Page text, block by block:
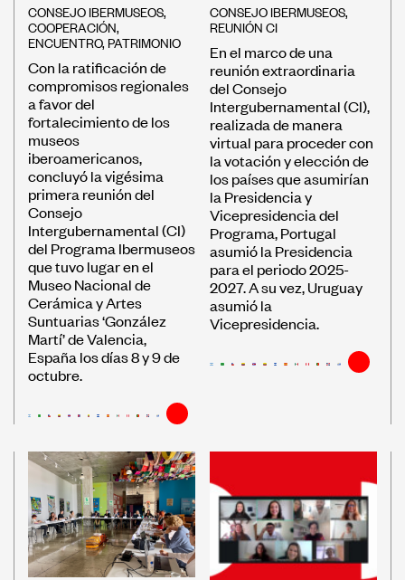
CONSEJO IBERMUSEOS,
COOPERACIÓN,
ENCUENTRO, PATRIMONIO
Con la ratificación de
compromisos regionales
a favor del
fortalecimiento de los
museos
iberoamericanos,
concluyó la vigésima
primera reunión del
Consejo
Intergubernamental (CI)
del Programa Ibermuseos
que tuvo lugar en el
Museo Nacional de
Cerámica y Artes
Suntuarias ‘González
Martí’ de Valencia,
España los días 8 y 9 de
octubre.
CONSEJO IBERMUSEOS,
REUNIÓN CI
En el marco de una
reunión extraordinaria
del Consejo
Intergubernamental (CI),
realizada de manera
virtual para proceder con
la votación y elección de
los países que asumirían
la Presidencia y
Vicepresidencia del
Programa, Portugal
asumió la Presidencia
para el periodo 2025-
2027. A su vez, Uruguay
asumió la
Vicepresidencia.